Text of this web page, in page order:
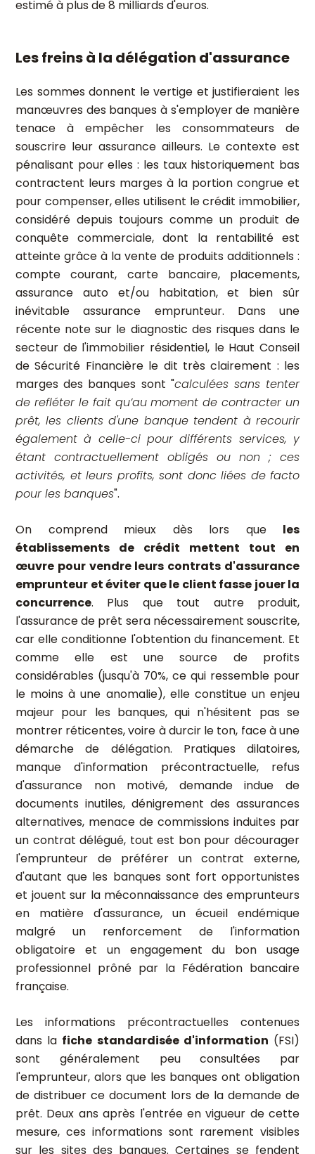
estimé à plus de 8 milliards d'euros.
Les freins à la délégation d'assurance
Les sommes donnent le vertige et justifieraient les
manœuvres des banques à s'employer de manière
tenace à empêcher les consommateurs de
souscrire leur assurance ailleurs. Le contexte est
pénalisant pour elles : les taux historiquement bas
contractent leurs marges à la portion congrue et
pour compenser, elles utilisent le crédit immobilier,
considéré depuis toujours comme un produit de
conquête commerciale, dont la rentabilité est
atteinte grâce à la vente de produits additionnels :
compte courant, carte bancaire, placements,
assurance auto et/ou habitation, et bien sûr
inévitable assurance emprunteur. Dans une
récente note sur le diagnostic des risques dans le
secteur de l'immobilier résidentiel, le Haut Conseil
de Sécurité Financière le dit très clairement : les
marges des banques sont "calculées sans tenter
de refléter le fait qu’au moment de contracter un
prêt, les clients d'une banque tendent à recourir
également à celle-ci pour différents services, y
étant contractuellement obligés ou non ; ces
activités, et leurs profits, sont donc liées de facto
pour les banques".
On comprend mieux dès lors que les
établissements de crédit mettent tout en
œuvre pour vendre leurs contrats d'assurance
emprunteur et éviter que le client fasse jouer la
concurrence. Plus que tout autre produit,
l'assurance de prêt sera nécessairement souscrite,
car elle conditionne l'obtention du financement. Et
comme elle est une source de profits
considérables (jusqu'à 70%, ce qui ressemble pour
le moins à une anomalie), elle constitue un enjeu
majeur pour les banques, qui n'hésitent pas se
montrer réticentes, voire à durcir le ton, face à une
démarche de délégation. Pratiques dilatoires,
manque d'information précontractuelle, refus
d'assurance non motivé, demande indue de
documents inutiles, dénigrement des assurances
alternatives, menace de commissions induites par
un contrat délégué, tout est bon pour décourager
l'emprunteur de préférer un contrat externe,
d'autant que les banques sont fort opportunistes
et jouent sur la méconnaissance des emprunteurs
en matière d'assurance, un écueil endémique
malgré un renforcement de l'information
obligatoire et un engagement du bon usage
professionnel prôné par la Fédération bancaire
française.
Les informations précontractuelles contenues
dans la fiche standardisée d'information (FSI)
sont généralement peu consultées par
l'emprunteur, alors que les banques ont obligation
de distribuer ce document lors de la demande de
prêt. Deux ans après l'entrée en vigueur de cette
mesure, ces informations sont rarement visibles
sur les sites des banques. Certaines se fendent